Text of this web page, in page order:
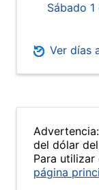
Sábado
Ver días
del dólar
Para
página